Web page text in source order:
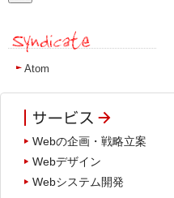
Atom
Webの企画・戦略立案
Webデザイン
Webシステム開発